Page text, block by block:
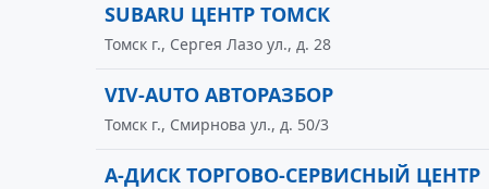
SUBARU ЦЕНТР ТОМСК
Томск г., Сергея Лазо ул., д. 28
VIV-AUTO АВТОРАЗБОР
Томск г., Смирнова ул., д. 50/3
А-ДИСК ТОРГОВО-СЕРВИСНЫЙ ЦЕНТР